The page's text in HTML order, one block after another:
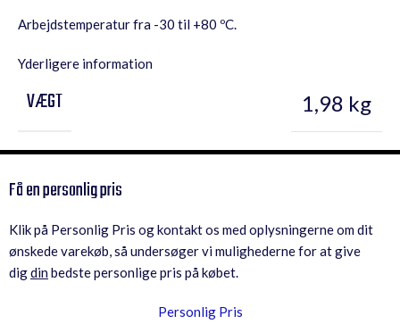
Arbejdstemperatur fra -30 til +80 ºC.
Yderligere information
VÆGT 1,98 kg
Få en personlig pris
Klik på Personlig Pris og kontakt os med oplysningerne om dit
ønskede varekøb, så undersøger vi mulighederne for at give
digdin bedste personlige pris på købet.
Personlig Pris